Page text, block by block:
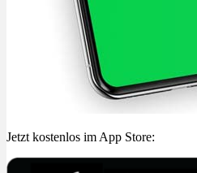
Jetzt kostenlos im App Store: